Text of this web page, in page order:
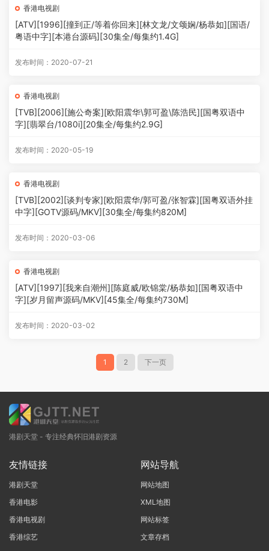
香港电视剧
[ATV][1996][撞到正/等着你回来][林文龙/文颂娴/杨恭如][国语/
粤语中字][本港台源码][30集全/每集约1.4G]
发布时间：2020-07-21
香港电视剧
[TVB][2006][施公奇案][欧阳震华\郭可盈\陈浩民][国粤双语中
字][翡翠台/1080i][20集全/每集约2.9G]
发布时间：2020-05-19
香港电视剧
[TVB][2002][谈判专家][欧阳震华/郭可盈/张智霖][国粤双语外挂
中字][GOTV源码/MKV][30集全/每集约820M]
发布时间：2020-03-06
香港电视剧
[ATV][1997][我来自潮州][陈庭威/欧锦棠/杨恭如][国粤双语中
字][岁月留声源码/MKV][45集全/每集约730M]
发布时间：2020-03-02
1 2 下一页
港剧天堂 - 专注经典怀旧港剧资源
友情链接
港剧天堂
香港电影
香港电视剧
香港综艺
网站导航
网站地图
XML地图
网站标签
文章存档